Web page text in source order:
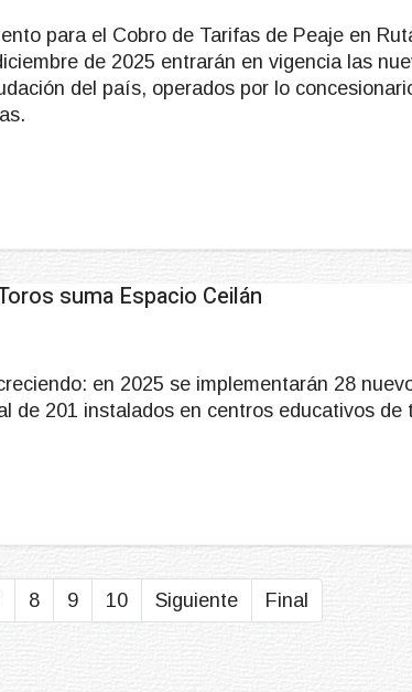
para el Cobro de Tarifas de Peaje en
de 2025 entrarán en vigencia las
del país, operados por lo
suma Espacio Ceilán
en 2025 se implementarán 28
de 201 instalados en centros educativos de
8 9 10 Siguiente Final